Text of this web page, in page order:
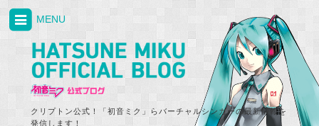
クリプトン公式！「初音ミク」らバーチャルシンガーの最新情報を
発信します！
MENU